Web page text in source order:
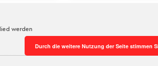
werden
Durch die weitere Nutzung der Seite stimmen